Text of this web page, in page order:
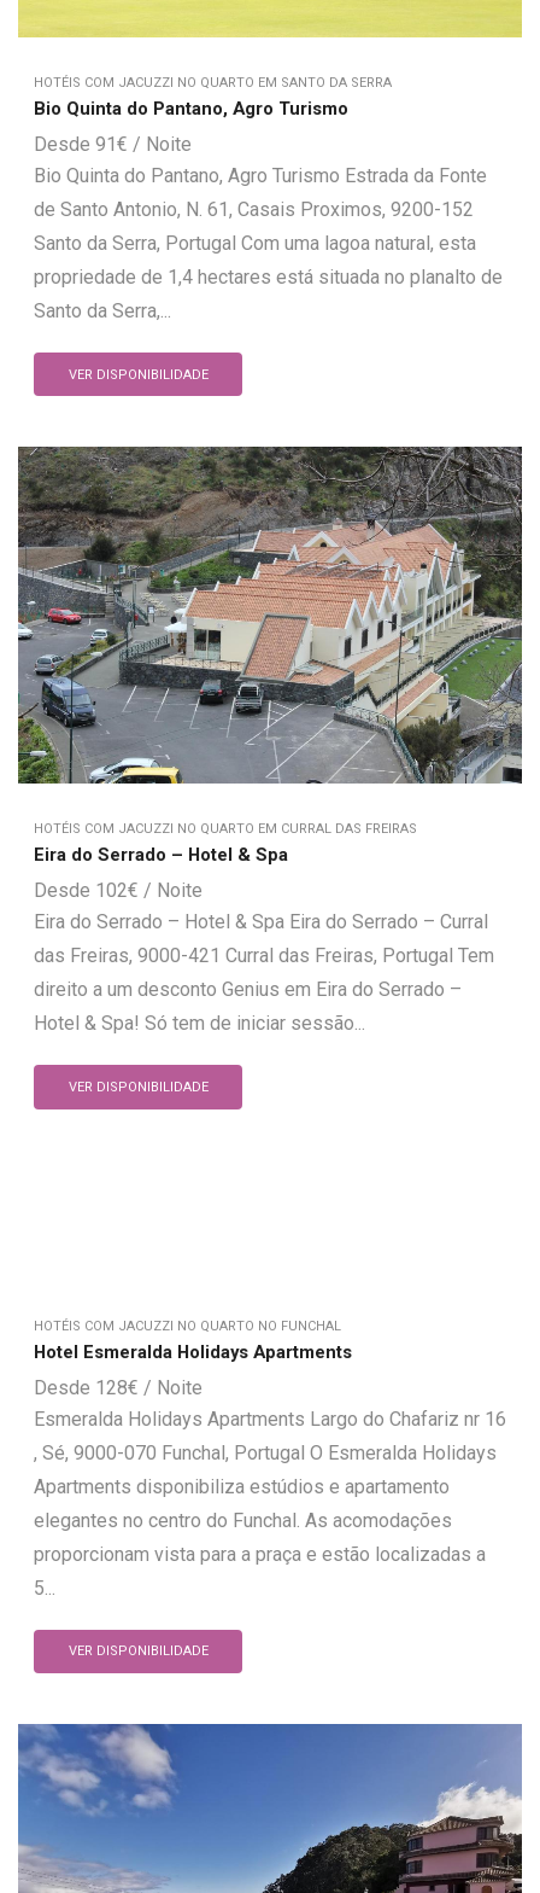
HOTÉIS COM JACUZZI NO QUARTO EM SANTO DA SERRA
Bio Quinta do Pantano, Agro Turismo
91€
Bio Quinta do Pantano, Agro Turismo Estrada da Fonte
de Santo Antonio, N. 61, Casais Proximos, 9200-152
Santo da Serra, Portugal Com uma lagoa natural, esta
propriedade de 1,4 hectares está situada no planalto de
Santo da Serra,...
VER DISPONIBILIDADE
HOTÉIS COM JACUZZI NO QUARTO EM CURRAL DAS FREIRAS
Eira do Serrado – Hotel & Spa
102€
Eira do Serrado – Hotel & Spa Eira do Serrado – Curral
das Freiras, 9000-421 Curral das Freiras, Portugal Tem
direito a um desconto Genius em Eira do Serrado –
Hotel & Spa! Só tem de iniciar sessão...
VER DISPONIBILIDADE
HOTÉIS COM JACUZZI NO QUARTO NO FUNCHAL
Hotel Esmeralda Holidays Apartments
128€
Esmeralda Holidays Apartments Largo do Chafariz nr 16
, Sé, 9000-070 Funchal, Portugal O Esmeralda Holidays
Apartments disponibiliza estúdios e apartamento
elegantes no centro do Funchal. As acomodações
proporcionam vista para a praça e estão localizadas a
5...
VER DISPONIBILIDADE